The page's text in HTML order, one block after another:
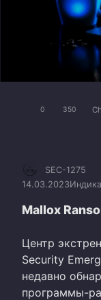
0 350
SEC-1275
14.03.2023
Mallox
Центр
Security
недавно
программы-